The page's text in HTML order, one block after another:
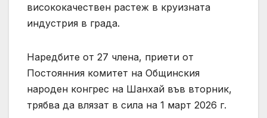
висококачествен растеж в круизната
индустрия в града.
Наредбите от 27 члена, приети от
Постоянния комитет на Общинския
народен конгрес на Шанхай във вторник,
трябва да влязат в сила на 1 март 2026 г.